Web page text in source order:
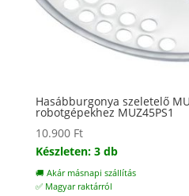
Hasábburgonya szeletelő
robotgépekhez MUZ45PS1
10.900 Ft
Készleten: 3 db
🚚 Akár másnapi szállítás
✅ Magyar raktárról